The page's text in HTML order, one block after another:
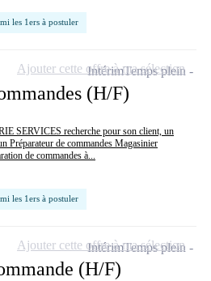
les 1ers à postuler
(H/F)
SERVICES recherche pour son client, un
Préparateur de commandes Magasinier
de commandes à...
les 1ers à postuler
IntérimTemps plein
Ajouter cette offre à ma sélection
(H/F)
IntérimTemps plein
Ajouter cette offre à ma sélection